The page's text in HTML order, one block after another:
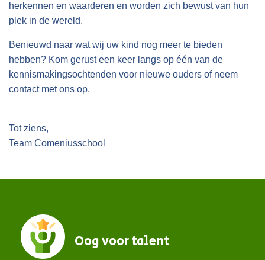
herkennen en waarderen en worden zich bewust van hun
plek in de wereld.
Benieuwd naar wat wij uw kind nog meer te bieden
hebben? Kom gerust een keer langs op één van de
kennismakingsochtenden voor nieuwe ouders of neem
contact met ons op.
Tot ziens,
Team Comeniusschool
Oog voor talent